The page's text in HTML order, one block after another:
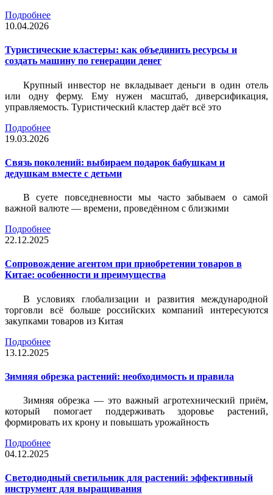
Подробнее
10.04.2026
Туристические кластеры: как объединить ресурсы и
создать машину по генерации денег
Крупный инвестор не вкладывает деньги в один отель
или одну ферму. Ему нужен масштаб, диверсификация,
управляемость. Туристический кластер даёт всё это
Подробнее
19.03.2026
Связь поколений: выбираем подарок бабушкам и
дедушкам вместе с детьми
В суете повседневности мы часто забываем о самой
важной валюте — времени, проведённом с близкими
Подробнее
22.12.2025
Сопровождение агентом при приобретении товаров в
Китае: особенности и преимущества
В условиях глобализации и развития международной
торговли всё больше российских компаний интересуются
закупками товаров из Китая
Подробнее
13.12.2025
Зимняя обрезка растений: необходимость и правила
Зимняя обрезка — это важный агротехнический приём,
который помогает поддерживать здоровье растений,
формировать их крону и повышать урожайность
Подробнее
04.12.2025
Светодиодный светильник для растений: эффективный
инструмент для выращивания